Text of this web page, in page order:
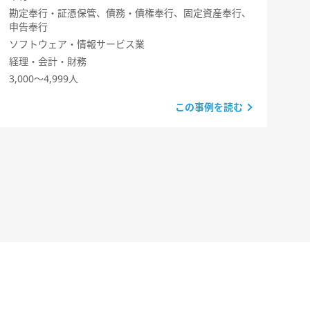
勘定奉行・証憑保管
債務・債権奉行
固定資産奉行
申告奉行
ソフトウェア・情報サービス業
経理・会計・財務
3,000～4,999人
この事例を読む